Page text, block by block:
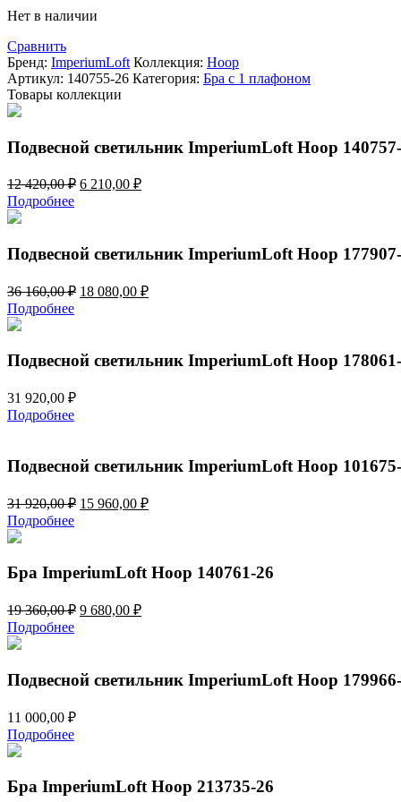
510,00 ₽.
Нет в наличии
Сравнить
Бренд: ImperiumLoft Коллекция: Hoop
Артикул: 140755-26 Категория: Бра с 1 плафоном
Товары коллекции
Подвесной светильник ImperiumLoft Hoop
12 420,00₽ Первоначальная
420,00 ₽.
6 210,00 ₽Текущая
Подробнее
Подвесной светильник ImperiumLoft Hoop
36 160,00₽ Первоначальная
160,00 ₽.
18 080,00 ₽Текущая
Подробнее
Подвесной светильник ImperiumLoft Hoop
31 920,00 ₽
Подробнее
Подвесной светильник ImperiumLoft Hoop
31 920,00₽ Первоначальная
920,00 ₽.
15 960,00 ₽Текущая
Подробнее
Бра ImperiumLoft Hoop 140761-26
19 360,00₽ Первоначальная
360,00 ₽.
9 680,00 ₽Текущая
Подробнее
Подвесной светильник ImperiumLoft Hoop
11 000,00 ₽
Подробнее
Бра ImperiumLoft Hoop 213735-26